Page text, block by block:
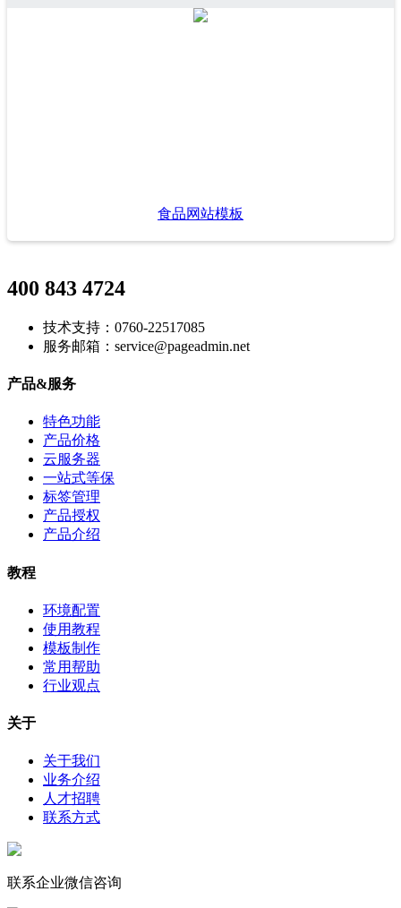
食品网站模板
400 843 4724
技术支持：0760-22517085
服务邮箱：service@pageadmin.net
产品&服务
特色功能
产品价格
云服务器
一站式等保
标签管理
产品授权
产品介绍
教程
环境配置
使用教程
模板制作
常用帮助
行业观点
关于
关于我们
业务介绍
人才招聘
联系方式
联系企业微信咨询